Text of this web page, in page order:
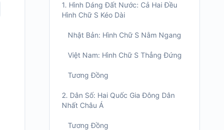
1. Hình Dáng Đất Nước: Cả Hai Đều
Hình Chữ S Kéo Dài
Nhật Bản: Hình Chữ S Nằm Ngang
Việt Nam: Hình Chữ S Thẳng Đứng
Tương Đồng
2. Dân Số: Hai Quốc Gia Đông Dân
Nhất Châu Á
Tương Đồng